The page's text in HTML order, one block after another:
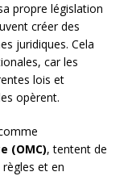
propre législation
créer des
juridiques. Cela
car les
lois et
opèrent.
(OMC), tentent de
et en